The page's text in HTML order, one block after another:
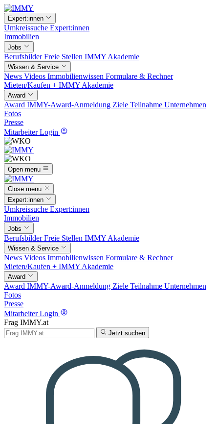
Expert:innen
Umkreissuche Expert:innen
Immobilien
Jobs
BerufsbilderFreie Stellen IMMY Akademie
Wissen & Service
News Videos Immobilienwissen Formulare & Rechner
Mieten/Kaufen + IMMY Akademie
Award
Award IMMY-Award-Anmeldung Ziele Teilnahme Unternehmen
Fotos
Presse
Mitarbeiter Login
Open menu
Close menu
Expert:innen
Umkreissuche Expert:innen
Immobilien
Jobs
BerufsbilderFreie Stellen IMMY Akademie
Wissen & Service
News Videos Immobilienwissen Formulare & Rechner
Mieten/Kaufen + IMMY Akademie
Award
Award IMMY-Award-Anmeldung Ziele Teilnahme Unternehmen
Fotos
Presse
Mitarbeiter Login
Frag IMMY.at
Jetzt suchen